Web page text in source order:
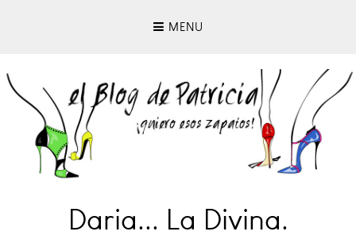
MENU
Daria... La Divina.